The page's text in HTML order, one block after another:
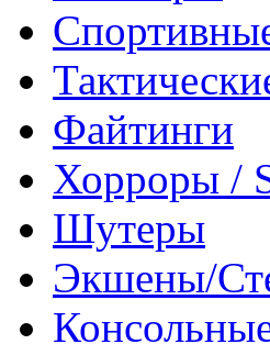
Файтинги
Хорроры /
Шутеры
Экшены/